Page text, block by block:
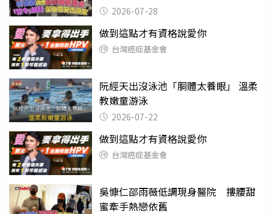
2026-07-28
做到這點才有資格說愛你
台灣癌症基金會
阮經天出沒泳池「胴體太養眼」 溫柔
教嫩童游泳
2026-07-22
做到這點才有資格說愛你
台灣癌症基金會
吳慷仁邵雨薇低調現身醫院 摟腰甜
蜜牽手熱戀依舊